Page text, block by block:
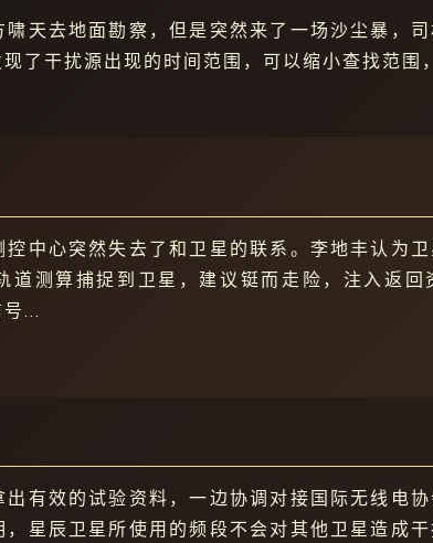
天去地面勘察，但是突然来了一场沙尘暴，
了干扰源出现的时间范围，可以缩小查找范围
中心突然失去了和卫星的联系。李地丰认为
道测算捕捉到卫星，建议铤而走险，注入返
...
有效的试验资料，一边协调对接国际无线电
星辰卫星所使用的频段不会对其他卫星造成